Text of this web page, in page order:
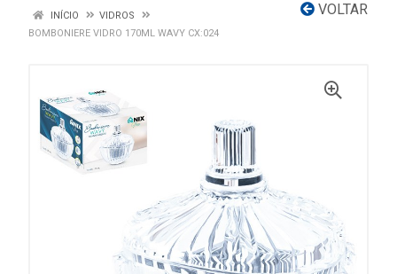
VOLTAR
INÍCIO
VIDROS
BOMBONIERE VIDRO 170ML WAVY CX:024